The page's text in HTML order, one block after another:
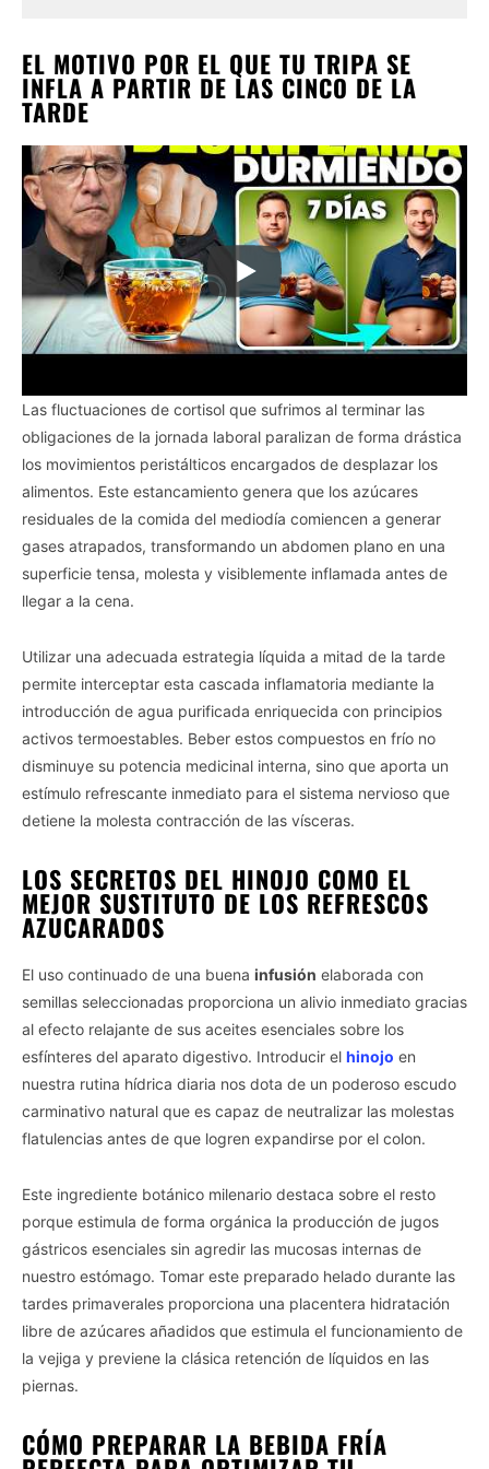
EL MOTIVO POR EL QUE TU TRIPA SE
INFLA A PARTIR DE LAS CINCO DE LA
TARDE
Las fluctuaciones de cortisol que sufrimos al terminar las
obligaciones de la jornada laboral paralizan de forma drástica
los movimientos peristálticos encargados de desplazar los
alimentos. Este estancamiento genera que los azúcares
residuales de la comida del mediodía comiencen a generar
gases atrapados, transformando un abdomen plano en una
superficie tensa, molesta y visiblemente inflamada antes de
llegar a la cena.
Utilizar una adecuada estrategia líquida a mitad de la tarde
permite interceptar esta cascada inflamatoria mediante la
introducción de agua purificada enriquecida con principios
activos termoestables. Beber estos compuestos en frío no
disminuye su potencia medicinal interna, sino que aporta un
estímulo refrescante inmediato para el sistema nervioso que
detiene la molesta contracción de las vísceras.
LOS SECRETOS DEL HINOJO COMO EL
MEJOR SUSTITUTO DE LOS REFRESCOS
AZUCARADOS
El uso continuado de una buena infusión elaborada con
semillas seleccionadas proporciona un alivio inmediato gracias
al efecto relajante de sus aceites esenciales sobre los
esfínteres del aparato digestivo. Introducir el hinojo en
nuestra rutina hídrica diaria nos dota de un poderoso escudo
carminativo natural que es capaz de neutralizar las molestas
flatulencias antes de que logren expandirse por el colon.
Este ingrediente botánico milenario destaca sobre el resto
porque estimula de forma orgánica la producción de jugos
gástricos esenciales sin agredir las mucosas internas de
nuestro estómago. Tomar este preparado helado durante las
tardes primaverales proporciona una placentera hidratación
libre de azúcares añadidos que estimula el funcionamiento de
la vejiga y previene la clásica retención de líquidos en las
piernas.
CÓMO PREPARAR LA BEBIDA FRÍA